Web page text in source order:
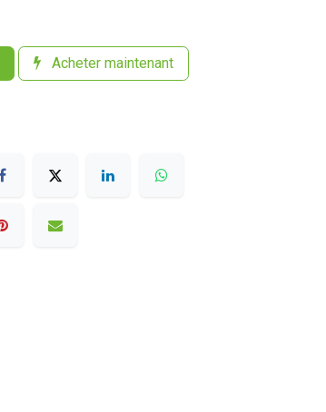
Acheter maintenant